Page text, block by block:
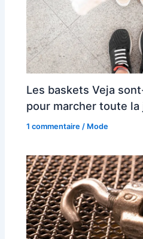
Les baskets Veja
pour marcher toute la
1 commentaire / Mode